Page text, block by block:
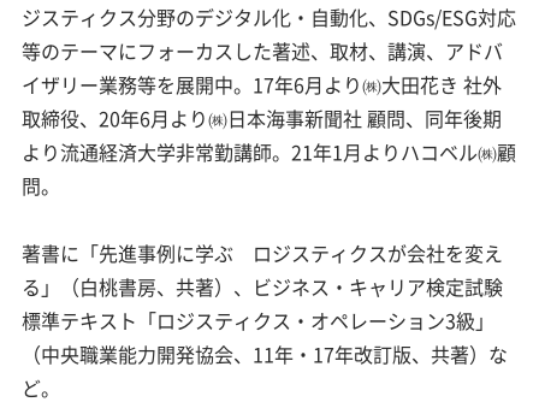
ジスティクス分野のデジタル化・自動化、SDGs/ESG対応
等のテーマにフォーカスした著述、取材、講演、アドバ
イザリー業務等を展開中。17年6月より㈱大田花き 社外
取締役、20年6月より㈱日本海事新聞社 顧問、同年後期
より流通経済大学非常勤講師。21年1月よりハコベル㈱顧
問。
著書に「先進事例に学ぶ ロジスティクスが会社を変え
る」（白桃書房、共著）、ビジネス・キャリア検定試験
標準テキスト「ロジスティクス・オペレーション3級」
（中央職業能力開発協会、11年・17年改訂版、共著）な
ど。